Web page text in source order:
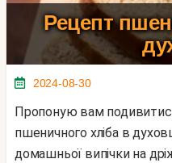
Рецепт
2024-08-30
Пропоную вам подивитися, як приготувати рецепт
пшеничного хліба в
домашньої випічки на